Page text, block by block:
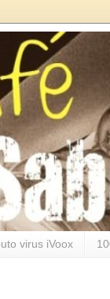
virus iVoox